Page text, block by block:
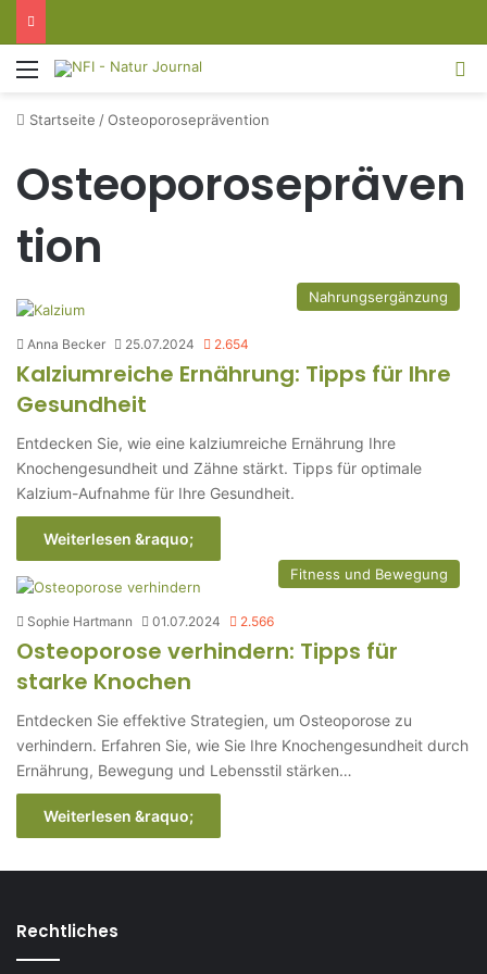
Menü
Startseite /Osteoporoseprävention
Osteoporosepräven
tion
Nahrungsergänzung
Anna Becker 25.07.2024 2.654
Kalziumreiche Ernährung: Tipps für Ihre
Gesundheit
Entdecken Sie, wie eine kalziumreiche Ernährung Ihre
Knochengesundheit und Zähne stärkt. Tipps für optimale
Kalzium-Aufnahme für Ihre Gesundheit.
Weiterlesen &raquo;
Fitness und Bewegung
Sophie Hartmann 01.07.2024 2.566
Osteoporose verhindern: Tipps für
starke Knochen
Entdecken Sie effektive Strategien, um Osteoporose zu
verhindern. Erfahren Sie, wie Sie Ihre Knochengesundheit durch
Ernährung, Bewegung und Lebensstil stärken…
Weiterlesen &raquo;
Rechtliches